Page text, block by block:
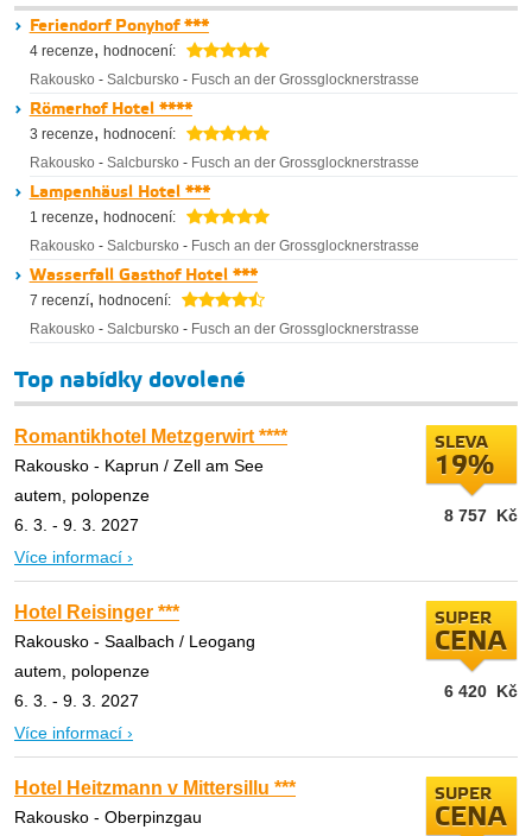
Feriendorf Ponyhof ***
4 recenze, hodnocení:
Rakousko - Salcbursko - Fusch an der Grossglocknerstrasse
Römerhof Hotel ****
3 recenze, hodnocení:
Rakousko - Salcbursko - Fusch an der Grossglocknerstrasse
Lampenhäusl Hotel ***
1 recenze, hodnocení:
Rakousko - Salcbursko - Fusch an der Grossglocknerstrasse
Wasserfall Gasthof Hotel ***
7 recenzí, hodnocení:
Rakousko - Salcbursko - Fusch an der Grossglocknerstrasse
Top nabídky dovolené
Romantikhotel Metzgerwirt ****
Rakousko - Kaprun / Zell am See
autem, polopenze
6. 3. - 9. 3. 2027
Více informací ›
SLEVA
19%
8 757 Kč
Hotel Reisinger ***
Rakousko - Saalbach / Leogang
autem, polopenze
6. 3. - 9. 3. 2027
Více informací ›
SUPER
CENA
6 420 Kč
Hotel Heitzmann v Mittersillu ***
Rakousko - Oberpinzgau
SUPER
CENA